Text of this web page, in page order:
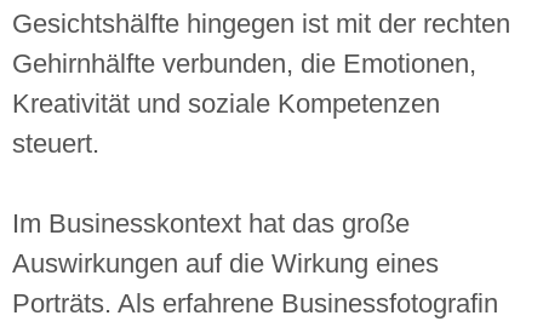
Gesichtshälfte hingegen ist mit der rechten
Gehirnhälfte verbunden, die Emotionen,
Kreativität und soziale Kompetenzen
steuert.
Im Businesskontext hat das große
Auswirkungen auf die Wirkung eines
Porträts. Als erfahrene Businessfotografin